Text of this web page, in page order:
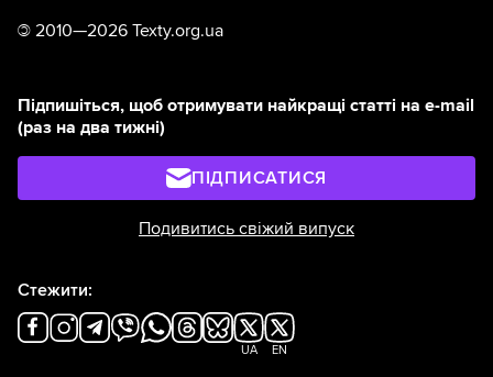
© 2010—2026 Texty.org.ua
Підпишіться, щоб отримувати найкращі статті на e-mail
(раз на два тижні)
ПІДПИСАТИСЯ
Подивитись свіжий випуск
Стежити:
UA EN